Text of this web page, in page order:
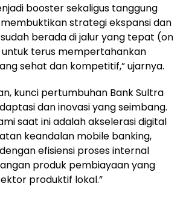
booster sekaligus tanggung
strategi ekspansi dan
berada di jalur yang tepat (on
terus mempertahankan
sehat dan kompetitif,” ujarnya.
kunci pertumbuhan Bank Sultra
dan inovasi yang seimbang.
saat ini adalah akselerasi digital
keandalan mobile banking,
efisiensi proses internal
produk pembiayaan yang
produktif lokal.”